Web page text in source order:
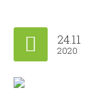
24.11
2020